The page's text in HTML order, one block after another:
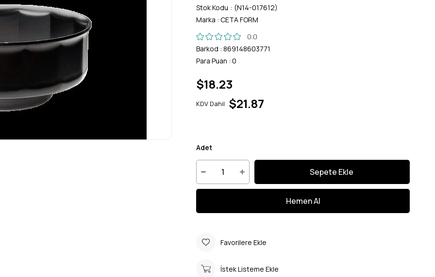
Stok Kodu
(N14-017612)
Marka : CETA FORM
0.0
Barkod : 869148603771
Para Puan : 0
$18.23
KDV Dahil $21.87
Adet
Favorilere Ekle
İstek Listeme Ekle